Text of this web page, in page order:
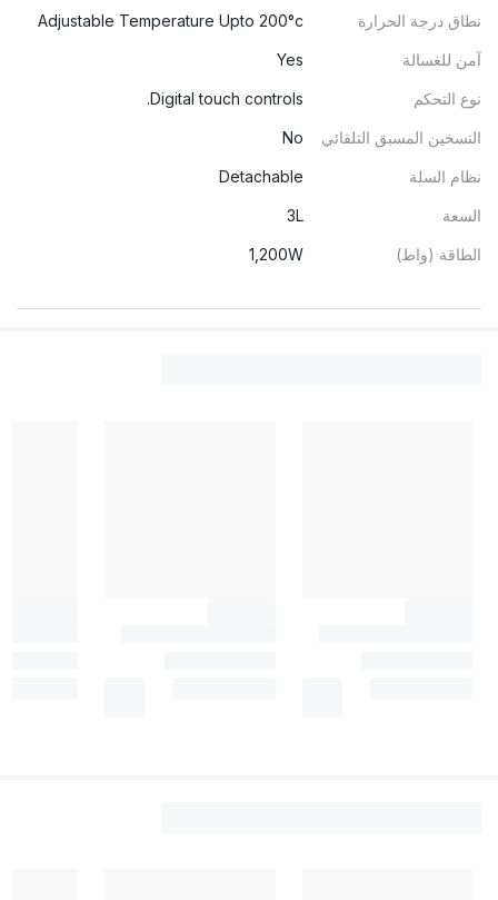
نطاق درجة الحرارة Adjustable Temperature Upto 200°c
آمن للغسالة Yes
نوع التحكم Digital touch controls.
التسخين المسبق التلقائي No
نظام السلة Detachable
السعة 3L
الطاقة (واط) 1,200W